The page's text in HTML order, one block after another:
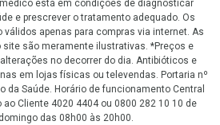
está em condições de diagnosticar
e prescrever o tratamento adequado. Os
apenas para compras via internet. As
são meramente ilustrativas. *Preços e
no decorrer do dia. Antibióticos e
em lojas físicas ou televendas. Portaria nº
da Saúde. Horário de funcionamento Central
Cliente 4020 4404 ou 0800 282 10 10 de
das 08h00 às 20h00.